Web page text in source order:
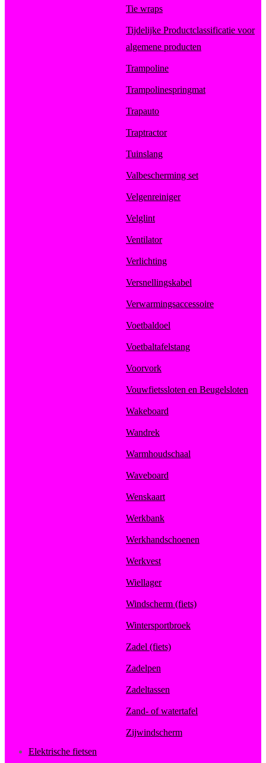
Tie wraps
Tijdelijke Productclassificatie voor
algemene producten
Trampoline
Trampolinespringmat
Trapauto
Traptractor
Tuinslang
Valbescherming set
Velgenreiniger
Velglint
Ventilator
Verlichting
Versnellingskabel
Verwarmingsaccessoire
Voetbaldoel
Voetbaltafelstang
Voorvork
Vouwfietssloten en Beugelsloten
Wakeboard
Wandrek
Warmhoudschaal
Waveboard
Wenskaart
Werkbank
Werkhandschoenen
Werkvest
Wiellager
Windscherm (fiets)
Wintersportbroek
Zadel (fiets)
Zadelpen
Zadeltassen
Zand- of watertafel
Zijwindscherm
Elektrische fietsen